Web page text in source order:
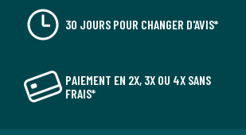
30 JOURS POUR CHANGER D'AVIS*
PAIEMENT EN 2X, 3X OU 4X SANS
FRAIS*